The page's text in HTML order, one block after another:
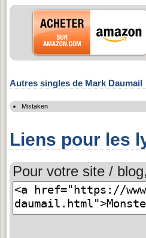
Autres singles de Mark Daumail
Mistaken
Liens pour les
Pour votre site /